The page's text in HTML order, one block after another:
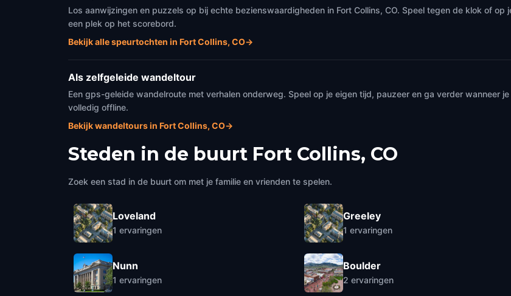
Los aanwijzingen en puzzels op bij echte bezienswaardigheden in Fort Collins, CO. Speel tegen de klok of op
een plek op het scorebord.
Bekijk alle speurtochten in Fort Collins, CO→
Als zelfgeleide wandeltour
Een gps-geleide wandelroute met verhalen onderweg. Speel op je eigen tijd, pauzeer en ga verder wanneer
volledig offline.
Bekijk wandeltours in Fort Collins, CO→
Steden in de buurt Fort Collins, CO
Zoek een stad in de buurt om met je familie en vrienden te spelen.
Loveland
1 ervaringen
Nunn
1 ervaringen
Greeley
1 ervaringen
Boulder
2 ervaringen